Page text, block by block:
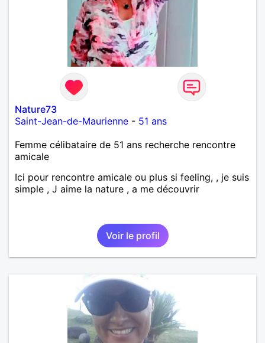
Nature73
Saint-Jean-de-Maurienne - 51 ans
Femme célibataire de 51 ans recherche rencontre
amicale
Ici pour rencontre amicale ou plus si feeling, , je suis
simple , J aime la nature , a me découvrir
Voir le profil